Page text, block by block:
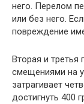
него. Перелом
или без него.
повреждение
Вторая и третья
смещениями на
затрагивает
достигнуть 400